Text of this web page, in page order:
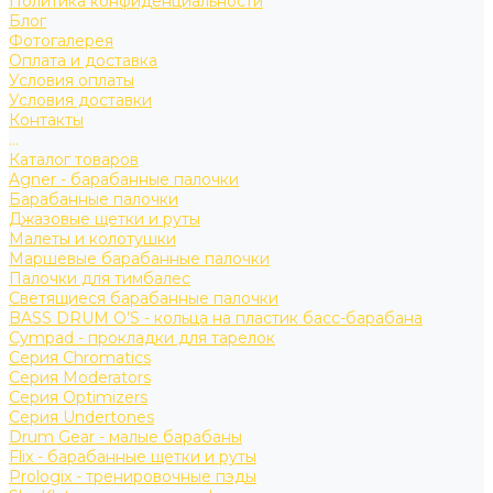
Блог
Фотогалерея
Оплата и доставка
Условия оплаты
Условия доставки
Контакты
...
Каталог товаров
Agner - барабанные палочки
Барабанные палочки
Джазовые щетки и руты
Малеты и колотушки
Маршевые барабанные палочки
Палочки для тимбалес
Светящиеся барабанные палочки
BASS DRUM O’S - кольца на пластик басс-барабана
Cympad - прокладки для тарелок
Серия Chromatics
Серия Moderators
Серия Optimizers
Серия Undertones
Drum Gear - малые барабаны
Flix - барабанные щетки и руты
Prologix - тренировочные пэды